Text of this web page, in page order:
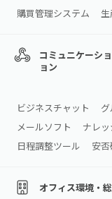
購買管理システム
生
コミュニケーシ
ョン
ビジネスチャット
メールソフト
ナレ
日程調整ツール
安
オフィス環境・